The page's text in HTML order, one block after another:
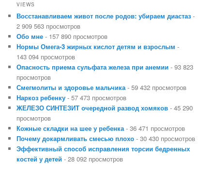
VIEWS
Восстанавливаем живот после родов: убираем диастаз -
2 909 563 просмотров
Обо мне - 157 890 просмотров
Нормы Омега-3 жирных кислот детям и взрослым -
143 094 просмотров
Опасность приема сульфата железа при анемии - 93 823
просмотров
Смегмолиты и здоровье мальчика- 59 432 просмотров
Наркоз ребенку - 57 473 просмотров
ЖЕЛЕЗО СИНТЕЗИТ очередной развод хомяков - 45 290
просмотров
Кожные складки на шее у ребенка- 36 471 просмотров
Почему докармливать смесью плохо - 30 430 просмотров
Эффективный способ исправления торсии бедренных
костей у детей - 28 092 просмотров